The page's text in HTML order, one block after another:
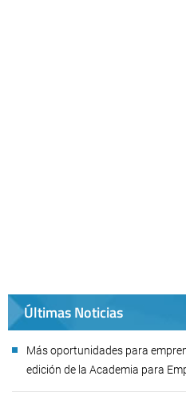
Últimas Noticias
Más oportunidades para
edición de la Academia para